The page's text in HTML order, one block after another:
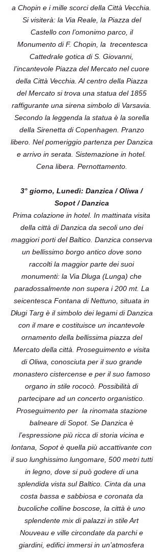
a Chopin e i mille scorci della Città Vecchia.
Si visiterà: la Via Reale, la Piazza del
Castello con l’omonimo parco, il
Monumento di F. Chopin, la trecentesca
Cattedrale gotica di S. Giovanni,
l’incantevole Piazza del Mercato nel cuore
della Città Vecchia. Al centro della Piazza
del Mercato si trova una statua del 1855
raffigurante una sirena simbolo di Varsavia.
Secondo la leggenda la statua è la sorella
della Sirenetta di Copenhagen. Pranzo
libero. Nel pomeriggio partenza per Danzica
e arrivo in serata. Sistemazione in hotel.
Cena libera. Pernottamento.
3° giorno, Lunedì: Danzica / Oliwa /
Sopot / Danzica
Prima colazione in hotel. In mattinata visita
della città di Danzica da secoli uno dei
maggiori porti del Baltico. Danzica conserva
un bellissimo borgo antico dove sono
raccolti la maggior parte dei suoi
monumenti: la Via Dluga (Lunga) che
paradossalmente non supera i 200 mt. La
seicentesca Fontana di Nettuno, situata in
Długi Targ è il simbolo dei legami di Danzica
con il mare e costituisce un incantevole
ornamento della bellissima piazza del
Mercato della città. Proseguimento e visita
di Oliwa, conosciuta per il suo grande
monastero cistercense e per il suo famoso
organo in stile rococò. Possibilità di
partecipare ad un concerto organistico.
Proseguimento per la rinomata stazione
balneare di Sopot. Se Danzica è
l’espressione più ricca di storia vicina e
lontana, Sopot è quella più accattivante con
il suo lunghissimo lungomare, 500 metri tutti
in legno, dove si può godere di una
splendida vista sul Baltico. Cinta da una
costa bassa e sabbiosa e coronata da
bucoliche colline boscose, la città è uno
splendente mix di palazzi in stile Art
Nouveau e ville circondate da parchi e
giardini, edifici immersi in un’atmosfera